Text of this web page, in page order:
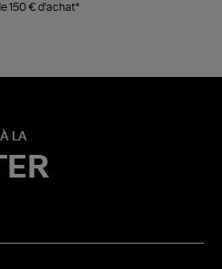
150 € d'achat*
LA